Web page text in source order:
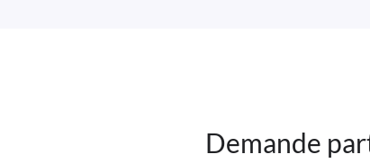
Demande